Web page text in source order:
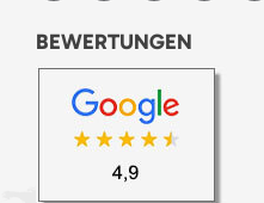
BEWERTUNGEN